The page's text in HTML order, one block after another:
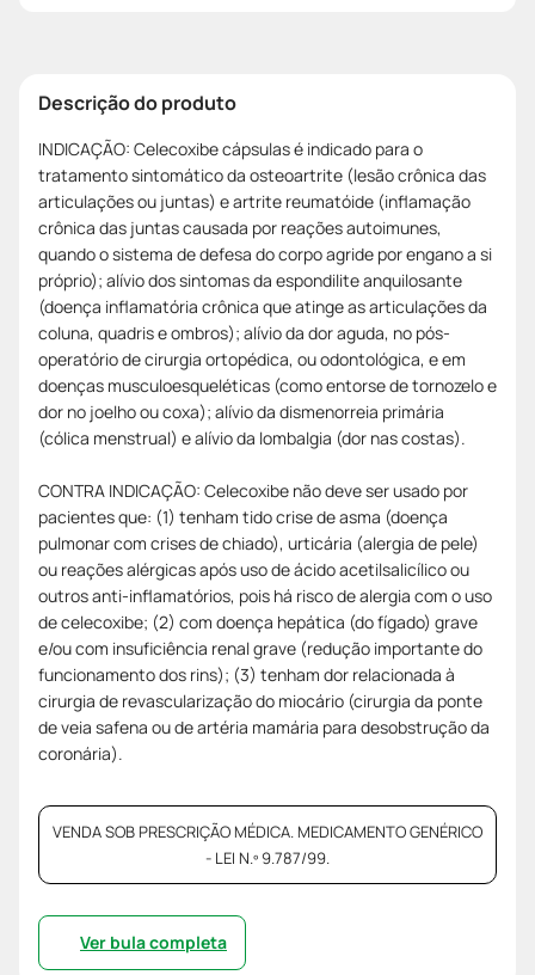
Descrição do produto
INDICAÇÃO: Celecoxibe cápsulas é indicado para o
tratamento sintomático da osteoartrite (lesão crônica das
articulações ou juntas) e artrite reumatóide (inflamação
crônica das juntas causada por reações autoimunes,
quando o sistema de defesa do corpo agride por engano a si
próprio); alívio dos sintomas da espondilite anquilosante
(doença inflamatória crônica que atinge as articulações da
coluna, quadris e ombros); alívio da dor aguda, no pós-
operatório de cirurgia ortopédica, ou odontológica, e em
doenças musculoesqueléticas (como entorse de tornozelo e
dor no joelho ou coxa); alívio da dismenorreia primária
(cólica menstrual) e alívio da lombalgia (dor nas costas).
CONTRA INDICAÇÃO: Celecoxibe não deve ser usado por
pacientes que: (1) tenham tido crise de asma (doença
pulmonar com crises de chiado), urticária (alergia de pele)
ou reações alérgicas após uso de ácido acetilsalicílico ou
outros anti-inflamatórios, pois há risco de alergia com o uso
de celecoxibe; (2) com doença hepática (do fígado) grave
e/ou com insuficiência renal grave (redução importante do
funcionamento dos rins); (3) tenham dor relacionada à
cirurgia de revascularização do miocário (cirurgia da ponte
de veia safena ou de artéria mamária para desobstrução da
coronária).
VENDA SOB PRESCRIÇÃO MÉDICA. MEDICAMENTO GENÉRICO
- LEI N.º 9.787/99.
Ver bula completa